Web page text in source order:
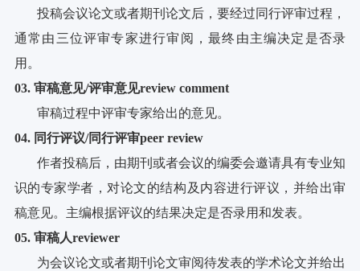
投稿会议论文或者期刊论文后，要经过同行评审过程，
通常由三位评审专家进行审阅，最终由主编决定是否录
用。
03. 审稿意见/评审意见review comment
审稿过程中评审专家给出的意见。
04. 同行评议/同行评审peer review
作者投稿后，由期刊或者会议的编委会邀请具有专业知
识的专家学者，对论文的结构及内容进行评议，并给出审
稿意见。主编根据评议的结果决定是否录用和发表。
05. 审稿人reviewer
为会议论文或者期刊论文审阅待发表的学术论文并给出